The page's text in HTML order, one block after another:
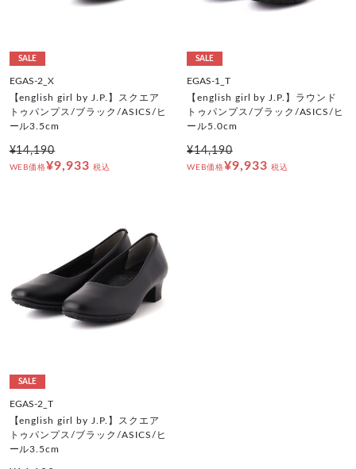
SALE
EGAS-2_X
【english girl by J.P.】スクエア
トゥパンプス/ブラック/ASICS/ヒ
ール3.5cm
¥14,190
WEB価格¥9,933 税込
SALE
EGAS-1_T
【english girl by J.P.】ラウンド
トゥパンプス/ブラック/ASICS/ヒ
ール5.0cm
¥14,190
WEB価格¥9,933 税込
SALE
EGAS-2_T
【english girl by J.P.】スクエア
トゥパンプス/ブラック/ASICS/ヒ
ール3.5cm